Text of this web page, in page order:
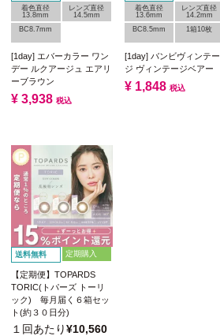
着色直径
13.8mm
レンズ直径
14.5mm
BC8.7mm
[1day] エバーカラー ワン
デー ルクアージュ エアリ
ーブラウン
¥ 3,938 税込
着色直径
13.6mm
レンズ直径
14.2mm
BC8.5mm
1箱10枚
[1day] バンビヴィンテー
ジ ヴィンテージベアー
¥ 1,848 税込
送料無料 定期購入
【定期便】TOPARDS
TORIC(トパーズ トーリ
ック) 毎月届く６箱セッ
ト(約３０日分)
１回あたり¥10,560